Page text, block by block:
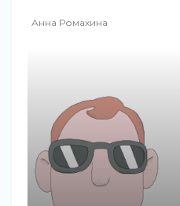
Анна Ромахина